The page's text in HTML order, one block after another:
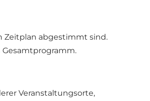
Zeitplan abgestimmt sind.
Veranstaltungsorte,